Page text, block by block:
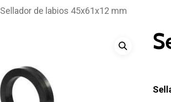
Sellador de labios 45x61x12 mm